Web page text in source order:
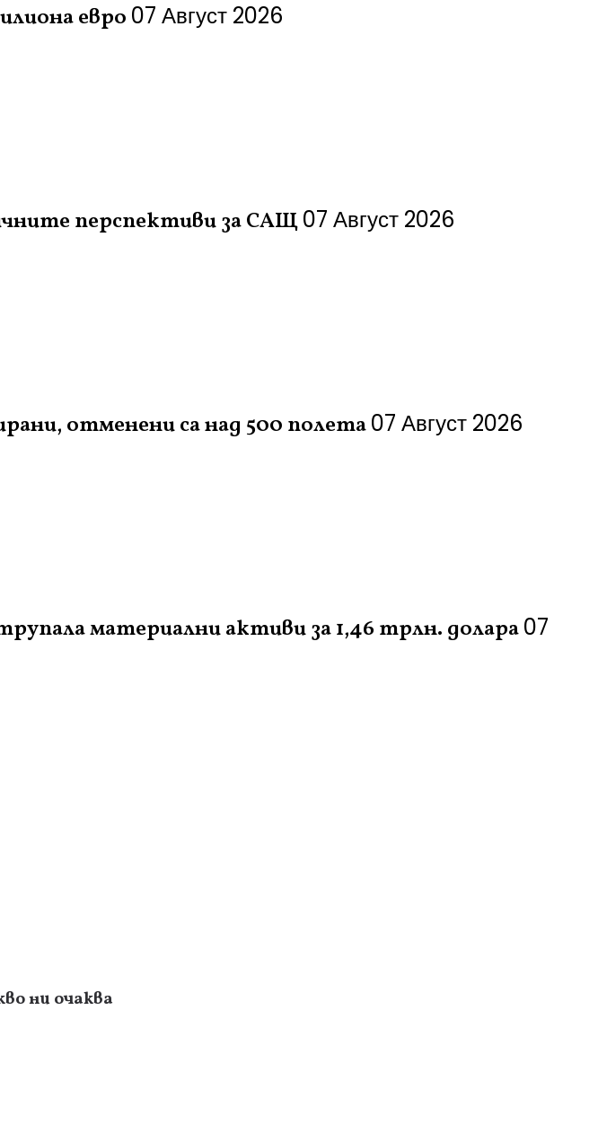
евро 07 Август 2026
перспективи за САЩ07 Август 2026
отменени са над 500 полета07 Август 2026
материални активи за 1,46 трлн. долара07
ни очаква